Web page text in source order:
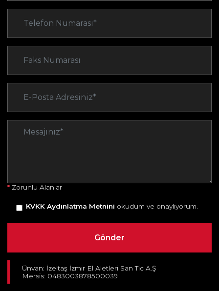
* Zorunlu Alanlar
KVKK Aydınlatma Metnini okudum ve onaylıyorum.
Ünvan: İzeltaş İzmir El Aletleri San Tic A.Ş
Mersis: 0483003878500039